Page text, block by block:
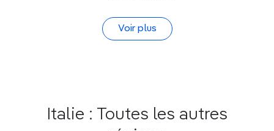
Voir plus
Italie : Toutes les autres